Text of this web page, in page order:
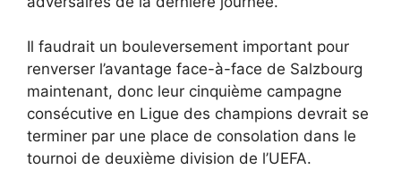
Il faudrait un bouleversement important pour
renverser l’avantage face-à-face de Salzbourg
maintenant, donc leur cinquième campagne
consécutive en Ligue des champions devrait se
terminer par une place de consolation dans le
tournoi de deuxième division de l’UEFA.